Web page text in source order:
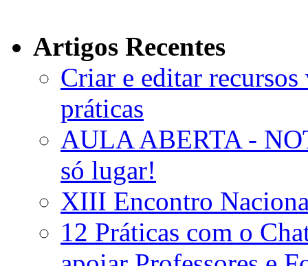
Artigos Recentes
Criar e editar
práticas
AULA ABERTA -
só lugar!
XIII Encontro
12 Práticas com o